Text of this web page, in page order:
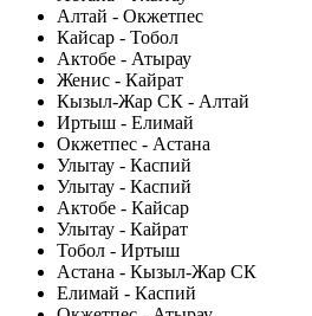
Алтай - Окжетпес
Кайсар - Тобол
Актобе - Атырау
Женис - Кайрат
Кызыл-Жар СК - Алтай
Иртыш - Елимай
Окжетпес - Астана
Улытау - Каспий
Улытау - Каспий
Актобе - Кайсар
Улытау - Кайрат
Тобол - Иртыш
Астана - Кызыл-Жар СК
Елимай - Каспий